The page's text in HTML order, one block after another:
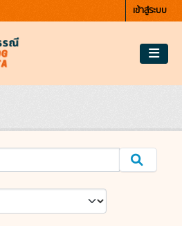
เข้าสู่ระบบ